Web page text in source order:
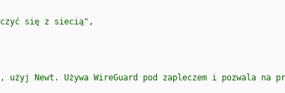
się z siecią" ,
Newt. Używa WireGuard pod zapleczem i pozwala na